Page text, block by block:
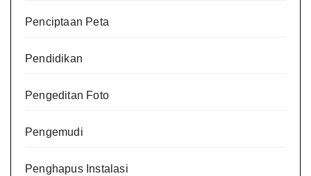
Penciptaan Peta
Pendidikan
Pengeditan Foto
Pengemudi
Penghapus Instalasi